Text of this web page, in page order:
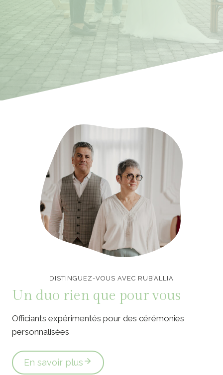
DISTINGUEZ-VOUS AVEC RUB’ALLIA
Un duo rien que pour vous
Officiants expérimentés pour des cérémonies
personnalisées
En savoir plus